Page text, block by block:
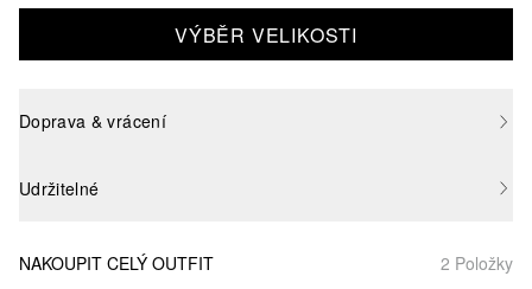
VÝBĚR VELIKOSTI
Doprava & vrácení
Udržitelné
NAKOUPIT CELÝ OUTFIT 2 Položky